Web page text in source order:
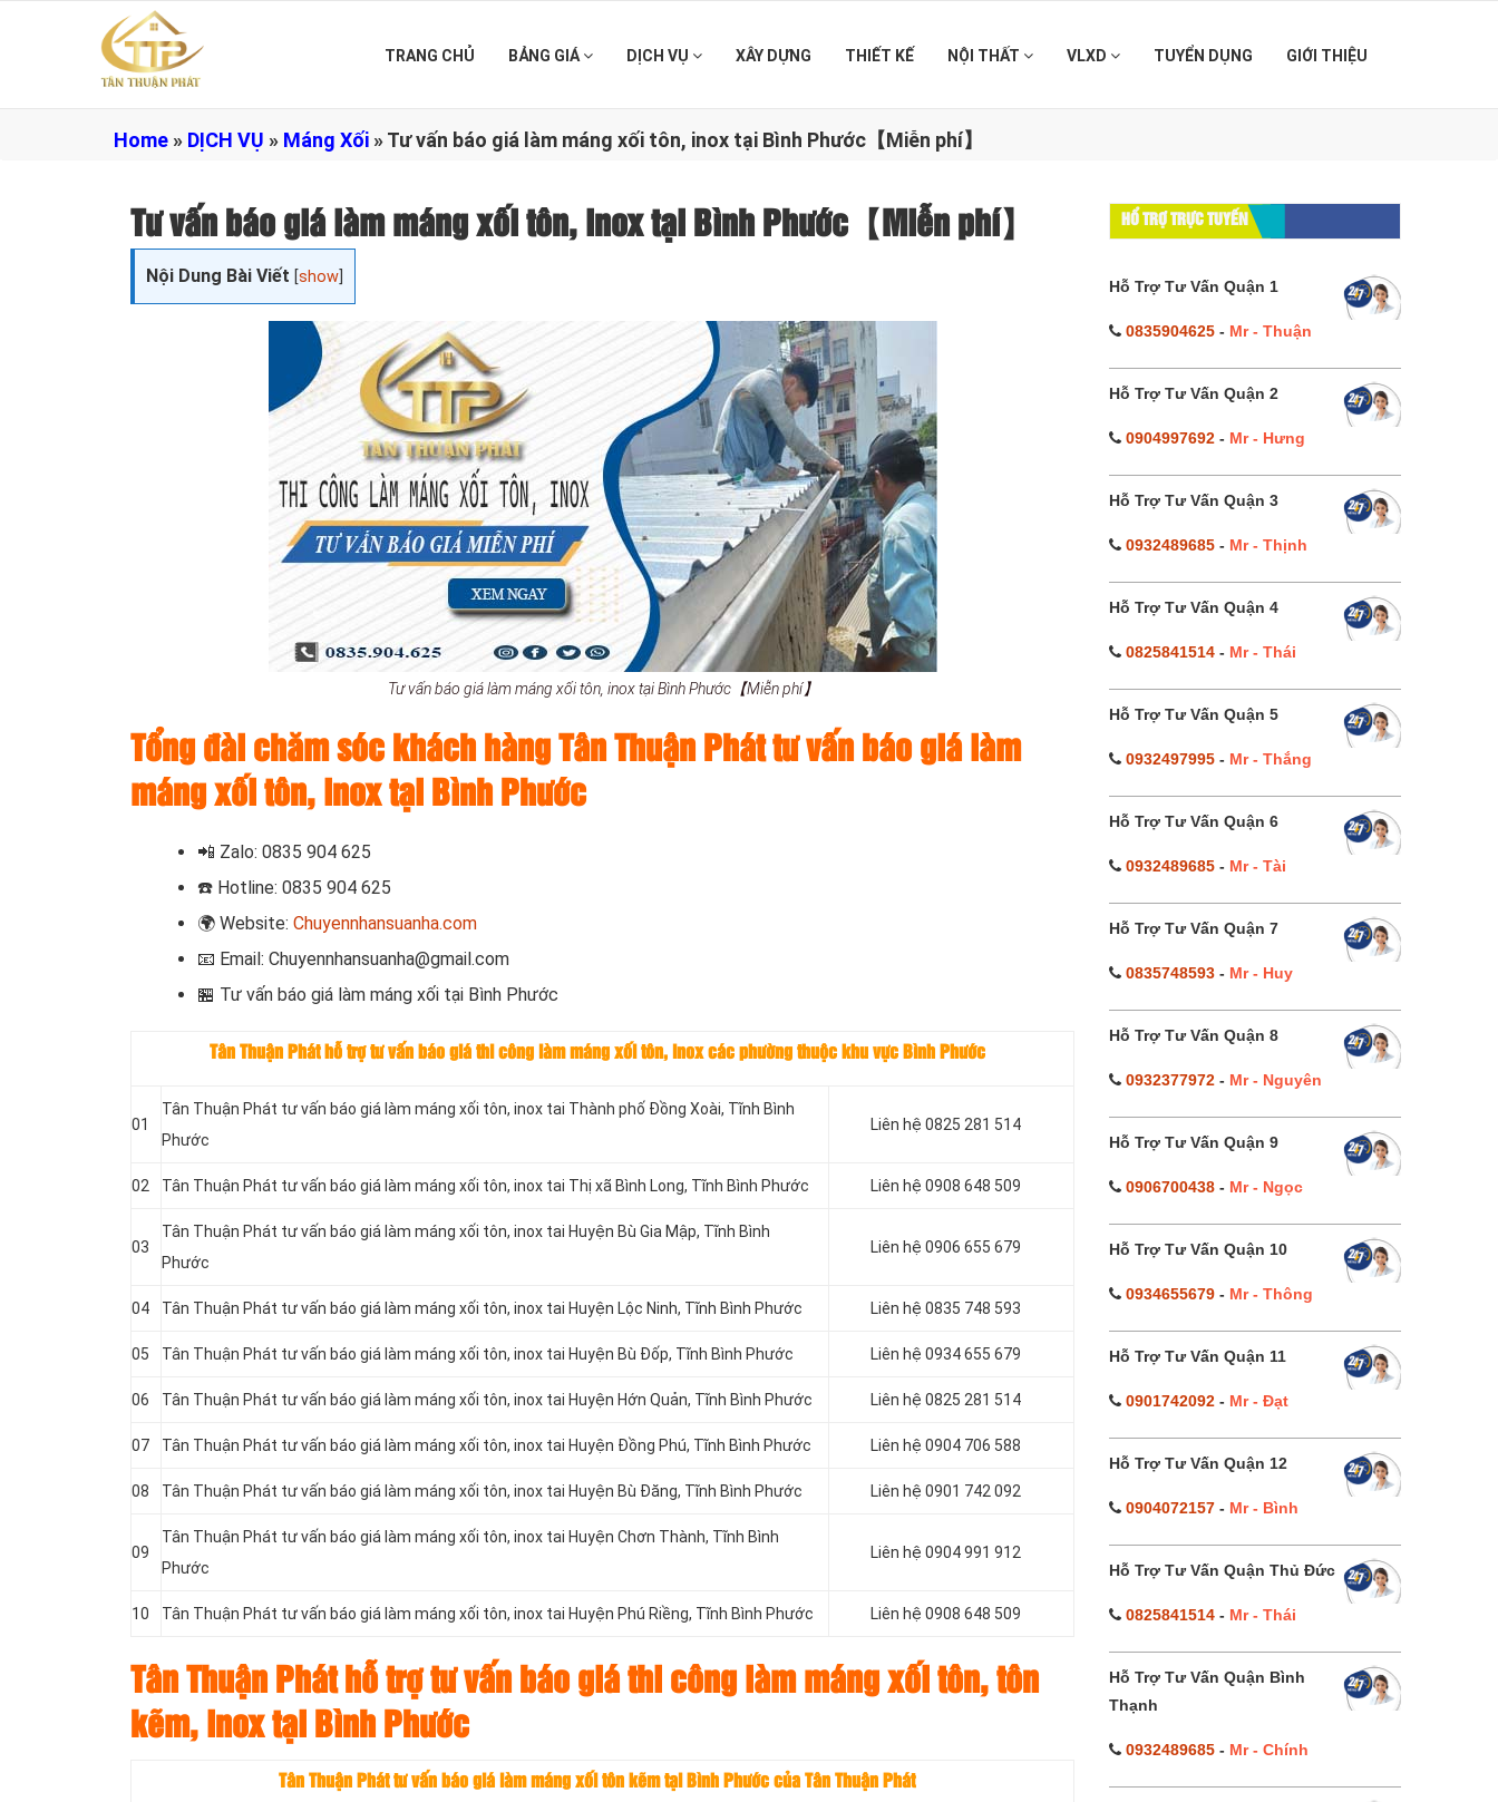
TRANG CHỦ BẢNG GIÁ DỊCH VỤ XÂY DỰNG THIẾT KẾ NỘI THẤT VLXD TUYỂN DỤNG GIỚI THIỆU
Home » DỊCH VỤ » Máng Xối »Tư vấn báo giá làm máng xối tôn, inox tại Bình Phước【Miễn phí】
Tư vấn báo giá làm máng xối tôn, inox tại Bình Phước【Miễn phí】
Nội Dung Bài Viết [show
Tư vấn báo giá làm máng xối tôn, inox tại Bình Phước【Miễn phí】
Tổng đài chăm sóc khách hàng Tân Thuận Phát tư vấn báo giá làm
máng xối tôn, inox tại Bình Phước
📲 Zalo: 0835 904 625
☎️ Hotline: 0835 904 625
🌍 Website: Chuyennhansuanha.com
📧 Email: Chuyennhansuanha@gmail.com
🏪 Tư vấn báo giá làm máng xối tại Bình Phước
Tân Thuận Phát hỗ trợ tư vấn báo giá thi công làm máng xối tôn, inox các phường thuộc khu vực Bình Phước
01
Tân Thuận Phát tư vấn báo giá làm máng xối tôn, inox tai Thành phố Đồng Xoài, Tĩnh Bình
Phước
Liên hệ 0825 281 514
02 Tân Thuận Phát tư vấn báo giá làm máng xối tôn, inox tai Thị xã Bình Long, Tĩnh Bình Phước Liên hệ 0908 648 509
03
Tân Thuận Phát tư vấn báo giá làm máng xối tôn, inox tai Huyện Bù Gia Mập, Tĩnh Bình
Phước
Liên hệ 0906 655 679
04 Tân Thuận Phát tư vấn báo giá làm máng xối tôn, inox tai Huyện Lộc Ninh, Tĩnh Bình Phước Liên hệ 0835 748 593
05 Tân Thuận Phát tư vấn báo giá làm máng xối tôn, inox tai Huyện Bù Đốp, Tĩnh Bình Phước Liên hệ 0934 655 679
06 Tân Thuận Phát tư vấn báo giá làm máng xối tôn, inox tai Huyện Hớn Quản, Tĩnh Bình Phước Liên hệ 0825 281 514
07 Tân Thuận Phát tư vấn báo giá làm máng xối tôn, inox tai Huyện Đồng Phú, Tĩnh Bình Phước Liên hệ 0904 706 588
08 Tân Thuận Phát tư vấn báo giá làm máng xối tôn, inox tai Huyện Bù Đăng, Tĩnh Bình Phước Liên hệ 0901 742 092
09
Tân Thuận Phát tư vấn báo giá làm máng xối tôn, inox tai Huyện Chơn Thành, Tĩnh Bình
Phước
Liên hệ 0904 991 912
10 Tân Thuận Phát tư vấn báo giá làm máng xối tôn, inox tai Huyện Phú Riềng, Tĩnh Bình Phước Liên hệ 0908 648 509
Tân Thuận Phát hỗ trợ tư vấn báo giá thi công làm máng xối tôn, tôn
kẽm, inox tại Bình Phước
Tân Thuận Phát tư vấn báo giá làm máng xối tôn kẽm tại Bình Phước của Tân Thuận Phát
HỔ TRỢ TRỰC TUYẾN
Hỗ Trợ Tư Vấn Quận 1
0835904625- Mr - Thuận
Hỗ Trợ Tư Vấn Quận 2
0904997692- Mr - Hưng
Hỗ Trợ Tư Vấn Quận 3
0932489685- Mr - Thịnh
Hỗ Trợ Tư Vấn Quận 4
0825841514- Mr - Thái
Hỗ Trợ Tư Vấn Quận 5
0932497995- Mr - Thắng
Hỗ Trợ Tư Vấn Quận 6
0932489685- Mr - Tài
Hỗ Trợ Tư Vấn Quận 7
0835748593- Mr - Huy
Hỗ Trợ Tư Vấn Quận 8
0932377972- Mr - Nguyên
Hỗ Trợ Tư Vấn Quận 9
0906700438- Mr - Ngọc
Hỗ Trợ Tư Vấn Quận 10
0934655679- Mr - Thông
Hỗ Trợ Tư Vấn Quận 11
0901742092- Mr - Đạt
Hỗ Trợ Tư Vấn Quận 12
0904072157- Mr - Bình
Hỗ Trợ Tư Vấn Quận Thủ Đức
0825841514- Mr - Thái
Hỗ Trợ Tư Vấn Quận Bình
Thạnh
0932489685- Mr - Chính